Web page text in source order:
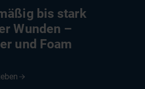
bis stark
Wunden –
und Foam